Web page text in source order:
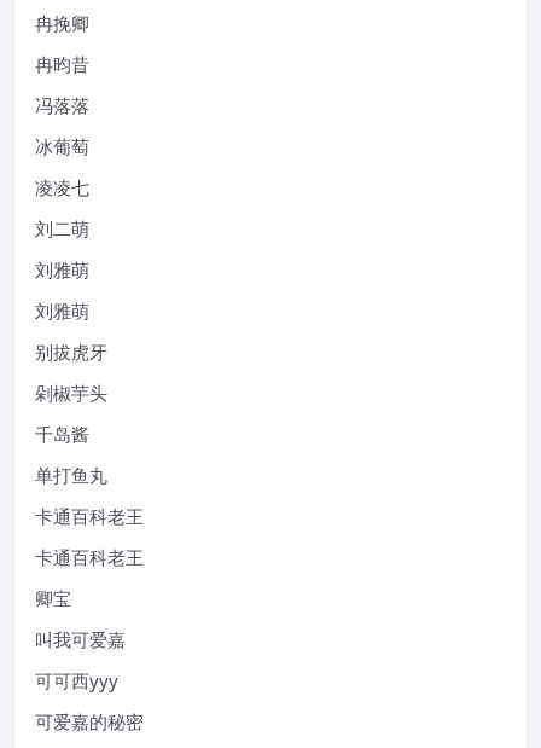
冉挽卿
冉昀昔
冯落落
冰葡萄
凌凌七
刘二萌
刘雅萌
刘雅萌
别拔虎牙
剁椒芋头
千岛酱
单打鱼丸
卡通百科老王
卡通百科老王
卿宝
叫我可爱嘉
可可西yyy
可爱嘉的秘密